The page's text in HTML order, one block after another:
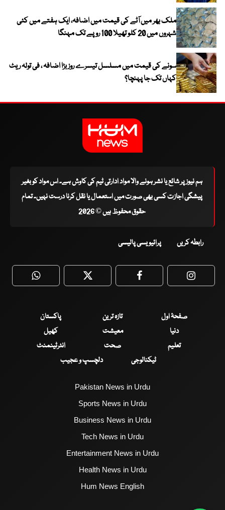
ملک بھر میں آٹے کی قیمت میں اضافہ، ایک ہفتے میں کئی
شہروں میں 20 کلو تھیلا 100 روپے تک مہنگا
سونے کی قیمت میں مسلسل تیسرے روز بڑا اضافہ ، فی تولہ ریٹ
کہاں تک جا پہنچا؟
ہم نیوز پر شائع یا نشر ہونے والا مواد ادارتی ٹیم کی کاوش ہے۔ اس مواد کو بغیر
پیشگی اجازت کسی بھی صورت میں استعمال یا نقل کرنا درست نہیں۔ تمام
حقوق محفوظ ہیں © 2026
رابطہ کریں پرائیویسی پالیسی
WhatsApp Twitter Facebook
صفحۂ اول تازہ ترین
پاکستان
دنیا
معیشت
کھیل
تعلیم
صحت
انٹرٹینمنٹ
ٹیکنالوجی
دلچسپ و عجیب
Pakistan News in Urdu
Sports News in Urdu
Business News in Urdu
Tech News in Urdu
Entertainment News in Urdu
Health News in Urdu
Hum News English